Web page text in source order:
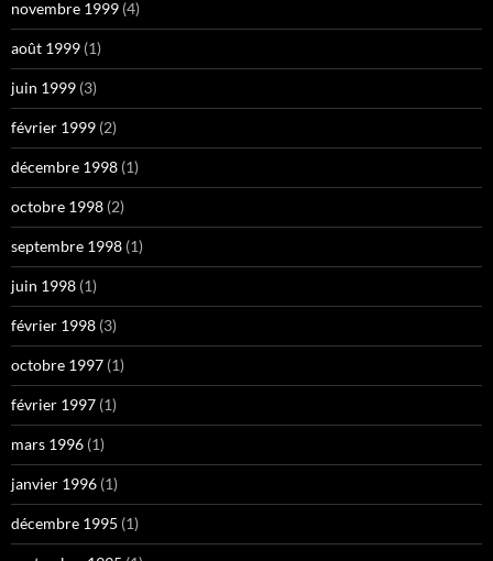
novembre 1999 (4)
août 1999 (1)
juin 1999 (3)
février 1999 (2)
décembre 1998 (1)
octobre 1998 (2)
septembre 1998 (1)
juin 1998 (1)
février 1998 (3)
octobre 1997 (1)
février 1997 (1)
mars 1996 (1)
janvier 1996 (1)
décembre 1995 (1)